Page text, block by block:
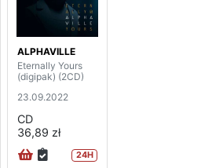
ALPHAVILLE
Eternally Yours
(digipak) (2CD)
23.09.2022
CD
36,89 zł
24H